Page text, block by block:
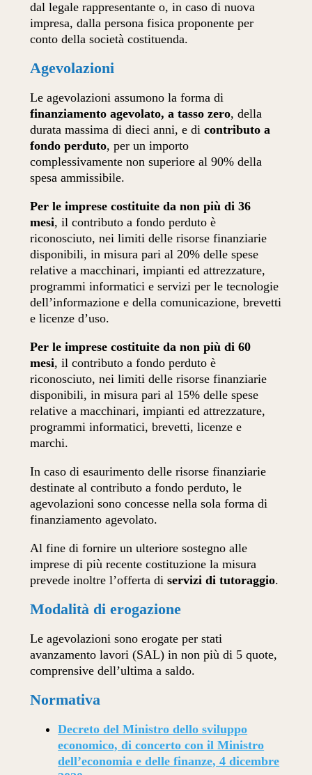
dal legale rappresentante o, in caso di nuova
impresa, dalla persona fisica proponente per
conto della società costituenda.
Agevolazioni
Le agevolazioni assumono la forma di
finanziamento agevolato, a tasso zero, della
durata massima di dieci anni, e dicontributo a
fondo perduto, per un importo
complessivamente non superiore al 90% della
spesa ammissibile.
Per le imprese costituite da non più di 36
mesi, il contributo a fondo perduto è
riconosciuto, nei limiti delle risorse finanziarie
disponibili, in misura pari al 20% delle spese
relative a macchinari, impianti ed attrezzature,
programmi informatici e servizi per le tecnologie
dell’informazione e della comunicazione, brevetti
e licenze d’uso.
Per le imprese costituite da non più di 60
mesi, il contributo a fondo perduto è
riconosciuto, nei limiti delle risorse finanziarie
disponibili, in misura pari al 15% delle spese
relative a macchinari, impianti ed attrezzature,
programmi informatici, brevetti, licenze e
marchi.
In caso di esaurimento delle risorse finanziarie
destinate al contributo a fondo perduto, le
agevolazioni sono concesse nella sola forma di
finanziamento agevolato.
Al fine di fornire un ulteriore sostegno alle
imprese di più recente costituzione la misura
prevede inoltre l’offerta diservizi di tutoraggio.
Modalità di erogazione
Le agevolazioni sono erogate per stati
avanzamento lavori (SAL) in non più di 5 quote,
comprensive dell’ultima a saldo.
Normativa
Decreto del Ministro dello sviluppo
economico, di concerto con il Ministro
dell’economia e delle finanze, 4 dicembre